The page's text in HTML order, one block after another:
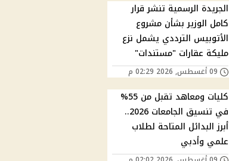
الجريدة الرسمية تنشر قرار
كامل الوزير بشأن مشروع
الأتوبيس الترددي يشمل نزع
مليكة عقارات "مستندات"
09 أغسطس, 2026 02:29 م
كليات ومعاهد تقبل من 55%
في تنسيق الجامعات 2026..
أبرز البدائل المتاحة لطلاب
علمي وأدبي